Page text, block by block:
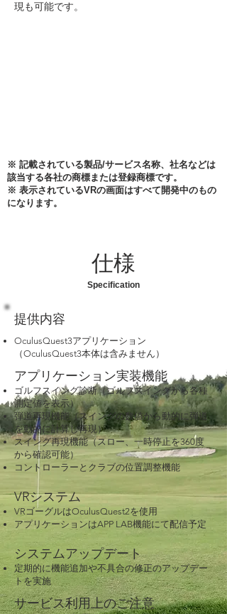
現も可能です。
※ 記載されている製品/サービス名称、社名などは
該当する各社の商標または登録商標です。
※ 表示されているVRの画面はすべて開発中のもの
になります。
仕様
Specification
提供内容
OculusQuest3アプリケーション
（OculusQuest3本体は含みません）​
アプリケーション実装機能
ゴルフスイング診断（ゴルフスイングから各種
測定値を表示）
弾道再現機能（スイングの数値から動的に弾道
を動的に計算し再現）
スイング再現機能（スロー、一時停止を360度
から確認可能）
コントローラーとクラブの位置調整機能
VRシステム
​VRゴーグルはOculusQuest2を使用
アプリケーションはAPP LAB機能にて配信予定
​システムアップデート
定期的に機能追加や不具合の修正のアップデー
トを実施
​サービス利用上のご注意